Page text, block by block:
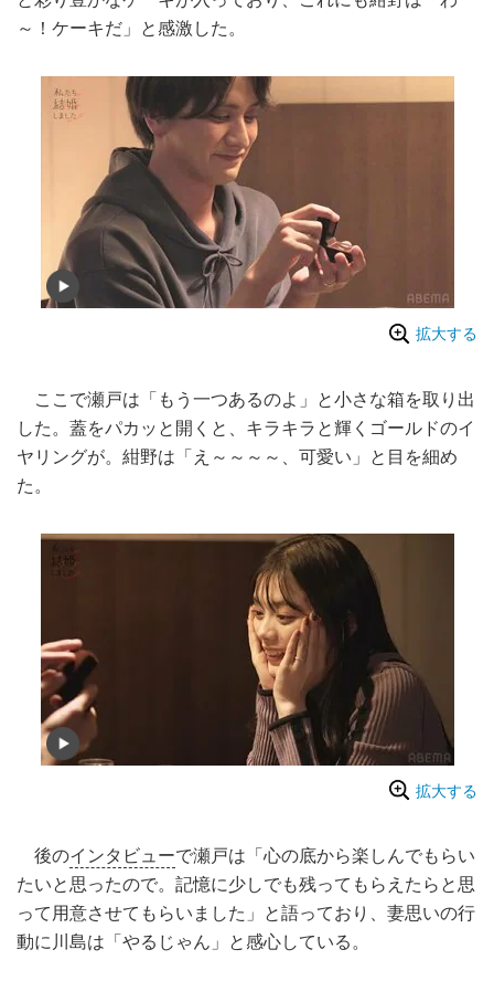
～！ケーキだ」と感激した。
拡大する
ここで瀬戸は「もう一つあるのよ」と小さな箱を取り出
した。蓋をパカッと開くと、キラキラと輝くゴールドのイ
ヤリングが。紺野は「え～～～～、可愛い」と目を細め
た。
拡大する
後のインタビューで瀬戸は「心の底から楽しんでもらい
たいと思ったので。記憶に少しでも残ってもらえたらと思
って用意させてもらいました」と語っており、妻思いの行
動に川島は「やるじゃん」と感心している。